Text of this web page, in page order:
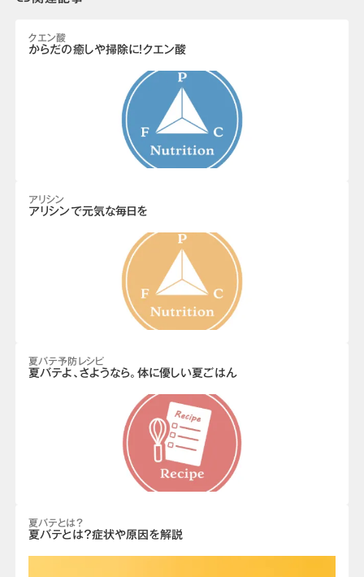
クエン酸
からだの癒しや掃除に！クエン酸
アリシン
アリシンで元気な毎日を
夏バテ予防レシピ
夏バテよ、さようなら。体に優しい夏ごはん
夏バテとは？
夏バテとは？症状や原因を解説